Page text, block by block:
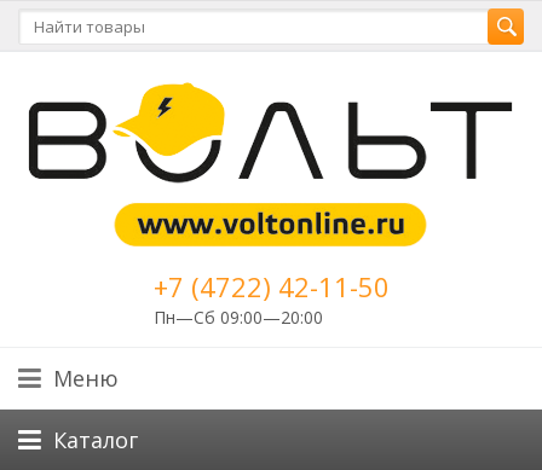
+7 (4722) 42-11-50
Пн—Сб 09:00—20:00
Меню
Каталог